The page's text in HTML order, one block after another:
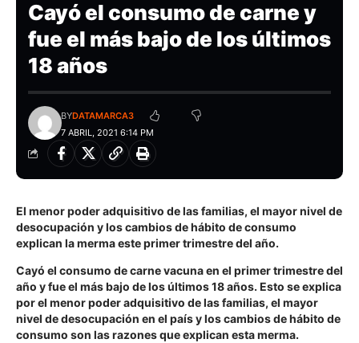
Cayó el consumo de carne y
fue el más bajo de los últimos
18 años
7 ABRIL, 2021 6:14 PM
BYDATAMARCA3
El menor poder adquisitivo de las familias, el mayor nivel de
desocupación y los cambios de hábito de consumo
explican la merma este primer trimestre del año.
Cayó el consumo de carne vacuna en el primer trimestre del
año y fue el más bajo de los últimos 18 años. Esto se explica
por el menor poder adquisitivo de las familias, el mayor
nivel de desocupación en el país y los cambios de hábito de
consumo son las razones que explican esta merma.